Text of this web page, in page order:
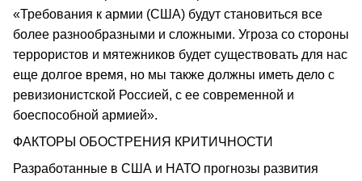
«Требования к армии (США) будут становиться все
более разнообразными и сложными. Угроза со стороны
террористов и мятежников будет существовать для нас
еще долгое время, но мы также должны иметь дело с
ревизионистской Россией, с ее современной и
боеспособной армией».
ФАКТОРЫ ОБОСТРЕНИЯ КРИТИЧНОСТИ
Разработанные в США и НАТО прогнозы развития